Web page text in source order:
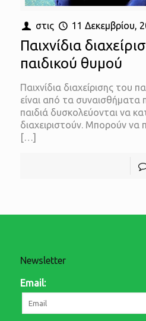
στις 11 Δεκεμβρίου,
Παιχνίδια
παιδικού θυμού
Παιχνίδια διαχείρισης του
είναι από τα συναισθήματα
παιδιά δυσκολεύονται να
διαχειριστούν. Μπορούν να
[…]
Newsletter
Email: